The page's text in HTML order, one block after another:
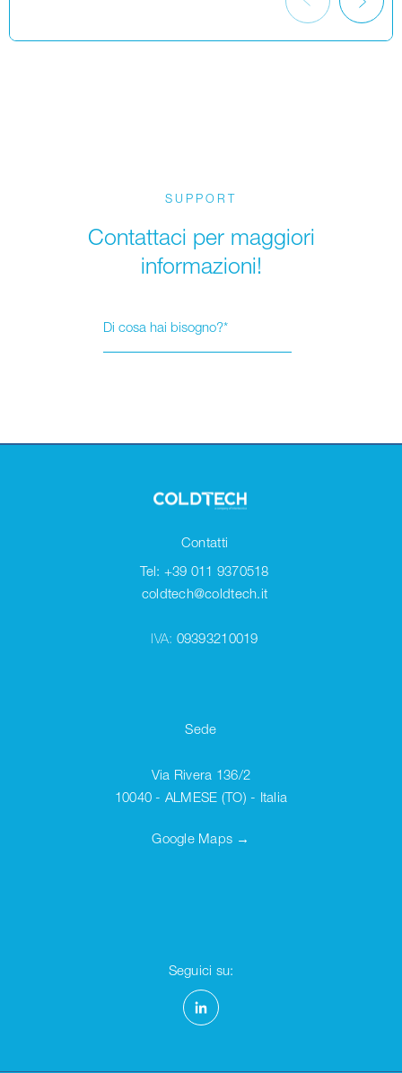
SUPPORT
Contattaci per maggiori
informazioni!
Contatti
Tel: +39 011 9370518
coldtech@coldtech.it
IVA: 09393210019
Sede
Via Rivera 136/2
10040 - ALMESE (TO) - Italia
Google Maps →
Seguici su: